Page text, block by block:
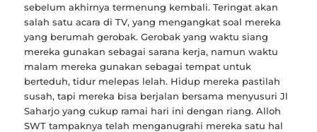
sebelum akhirnya termenung kembali. Teringat akan
salah satu acara di TV, yang mengangkat soal mereka
yang berumah gerobak. Gerobak yang waktu siang
mereka gunakan sebagai sarana kerja, namun waktu
malam mereka gunakan sebagai tempat untuk
berteduh, tidur melepas lelah. Hidup mereka pastilah
susah, tapi mereka bisa berjalan bersama menyusuri Jl
Saharjo yang cukup ramai hari ini dengan riang. Alloh
SWT tampaknya telah menganugrahi mereka satu hal